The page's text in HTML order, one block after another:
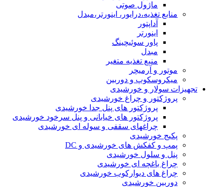
ماژول صوتی
منابع تغذیه،درایور، اینورتر،مبدل
آداپتور
اینورتر
پاور سوئیچینگ
مبدل
منبع تغذیه متغیر
موتور و آرمیچر
میکروسکوپ و دوربین
تجهیزات سولار و خورشیدی
پروژکتور و چراغ خورشیدی
پروژکتور های پنل جدا خورشیدی
پروژکتور های خیابانی و پنل سرخود خورشیدی
چراغهای سقفی و سوله ای خورشیدی
پکیج خورشیدی
پمپ و کفکش های خورشیدی و DC
پنل و سلول خورشیدی
چراغ باغچه ای خورشیدی
چراغ های دیوارکوب خورشیدی
دوربین خورشیدی